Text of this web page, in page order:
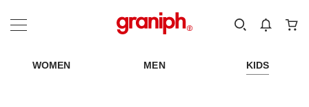
カテゴリーから探す
WOMEN MEN KIDS